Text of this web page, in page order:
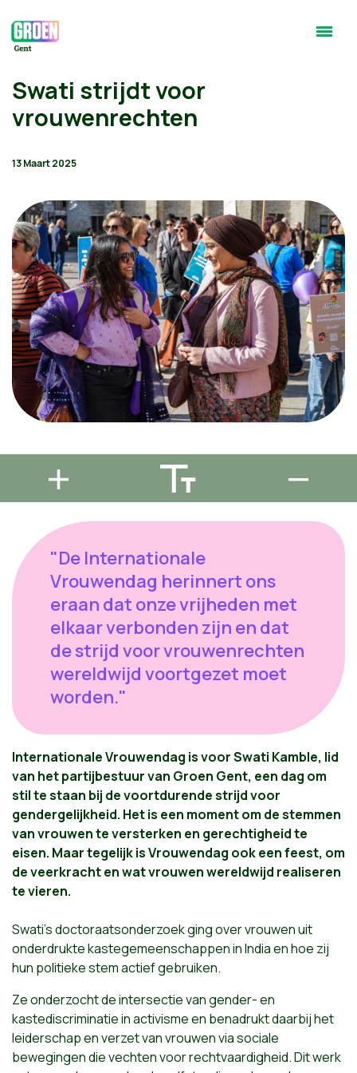
Swati strijdt voor
vrouwenrechten
13 Maart 2025
"De Internationale
Vrouwendag herinnert ons
eraan dat onze vrijheden met
elkaar verbonden zijn en dat
de strijd voor vrouwenrechten
wereldwijd voortgezet moet
worden."
Internationale Vrouwendag is voor Swati Kamble, lid
van het partijbestuur van Groen Gent, een dag om
stil te staan bij de voortdurende strijd voor
gendergelijkheid. Het is een moment om de stemmen
van vrouwen te versterken en gerechtigheid te
eisen. Maar tegelijk is Vrouwendag ook een feest, om
de veerkracht en wat vrouwen wereldwijd realiseren
te vieren.
Swati’s doctoraatsonderzoek ging over vrouwen uit
onderdrukte kastegemeenschappen in India en hoe zij
hun politieke stem actief gebruiken.
Ze onderzocht de intersectie van gender- en
kastediscriminatie in activisme en benadrukt daarbij het
leiderschap en verzet van vrouwen via sociale
bewegingen die vechten voor rechtvaardigheid. Dit werk